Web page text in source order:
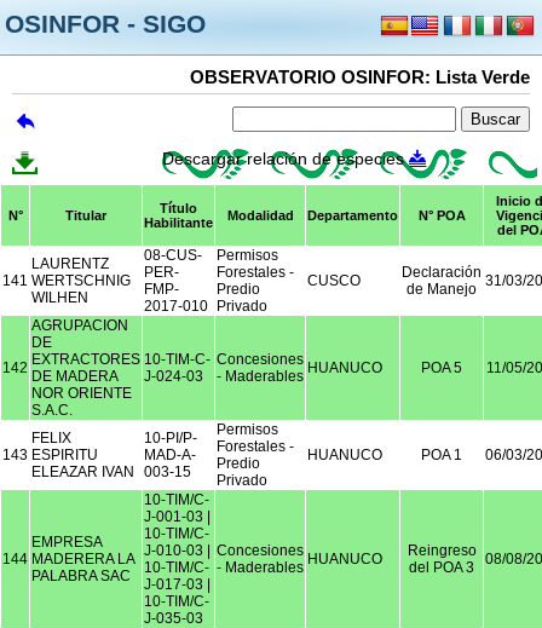
OSINFOR - SIGO
OBSERVATORIO OSINFOR: Lista Verde
Descargar relación de especies
N° Titular
Título
Habilitante
Modalidad Departamento N° POA
Inicio
del
141
LAURENTZ
WERTSCHNIG
WILHEN
08-CUS-
PER-
FMP-
2017-010
Permisos
Forestales -
Predio
Privado
CUSCO
Declaración
de Manejo 31/03/
142
AGRUPACION
DE
EXTRACTORES
DE MADERA
NOR ORIENTE
S.A.C.
10-TIM-C-
J-024-03
Concesiones
- Maderables HUANUCO POA 5 11/05/
143
FELIX
ESPIRITU
ELEAZAR IVAN
10-PI/P-
MAD-A-
003-15
Permisos
Forestales -
Predio
Privado
HUANUCO POA 1 06/03/
144
EMPRESA
MADERERA LA
PALABRA SAC
10-TIM/C-
J-001-03 |
10-TIM/C-
J-010-03 |
10-TIM/C-
J-017-03 |
10-TIM/C-
J-035-03
Concesiones
- Maderables HUANUCO
Reingreso
del POA 3
08/08/